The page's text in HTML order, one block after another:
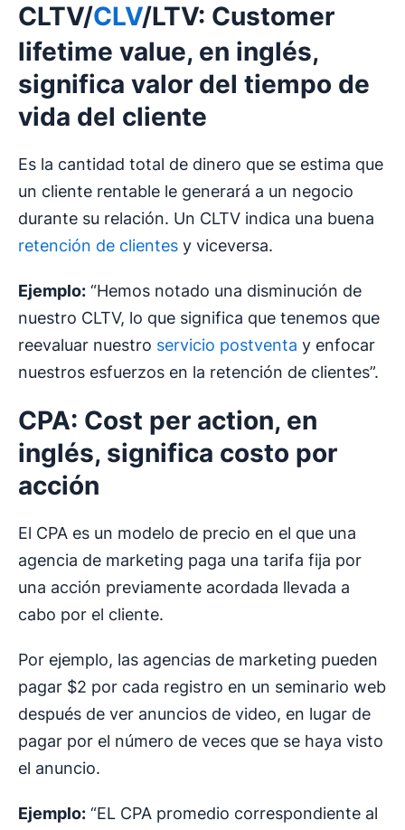
CLTV/CLV/LTV: Customer
lifetime value, en inglés,
significa valor del tiempo de
vida del cliente
Es la cantidad total de dinero que se estima que
un cliente rentable le generará a un negocio
durante su relación. Un CLTV indica una buena
retención de clientes y viceversa.
Ejemplo: “Hemos notado una disminución de
nuestro CLTV, lo que significa que tenemos que
reevaluar nuestro servicio postventa y enfocar
nuestros esfuerzos en la retención de clientes”.
CPA: Cost per action, en
inglés, significa costo por
acción
El CPA es un modelo de precio en el que una
agencia de marketing paga una tarifa fija por
una acción previamente acordada llevada a
cabo por el cliente.
Por ejemplo, las agencias de marketing pueden
pagar $2 por cada registro en un seminario web
después de ver anuncios de video, en lugar de
pagar por el número de veces que se haya visto
el anuncio.
Ejemplo: “EL CPA promedio correspondiente al